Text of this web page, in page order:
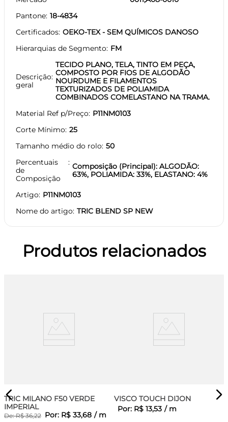
Pantone 18-4834
Certificados OEKO-TEX - SEM QUÍMICOS DANOSO
Hierarquias de Segmento FM
Descrição
geral
TECIDO PLANO, TELA, TINTO EM PEÇA,
COMPOSTO POR FIOS DE ALGODÃO
NOURDUME E FILAMENTOS
TEXTURIZADOS DE POLIAMIDA
COMBINADOS COMELASTANO NA TRAMA.
Material Ref p/Preço P11NM0103
Corte Mínimo 25
Tamanho médio do rolo 50
Percentuais
de
Composição
Composição (Principal): ALGODÃO:
63%, POLIAMIDA: 33%, ELASTANO: 4%
Artigo P11NM0103
Nome do artigo TRIC BLEND SP NEW
Produtos relacionados
TRIC MILANO F50 VERDE
IMPERIAL
De:R$ 36,22 Por: R$ 33,68 / m
VISCO TOUCH DIJON
Por: R$ 13,53 / m